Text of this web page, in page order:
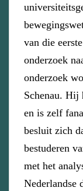
van die
onderzoek
onderzoek
Schenau. Hij
en is zelf
besluit zich
bestuderen
met het
Nederlandse